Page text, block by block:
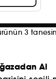
3
Al